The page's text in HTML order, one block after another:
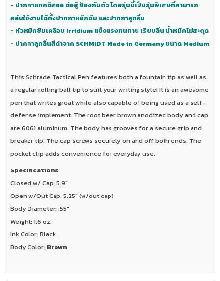
- ปากกาแทคติคอล ต่อสู้ ปัองกันตัว โดยรุ่นนี้เป็นรุ่นพิเศษที่สามารถ
สลับใช้งานได้ทั้งปากกาหมึกซึม และปากกาลูกลื่น
- หัวหมึกซึมเคลือบ Irridium แข็งแรงทนทาน เรียบลื่น น้ำหมึกไม่สะดุด
- ปากกาลูกลื่นสีดำจาก SCHMIDT Made in Germany ขนาด Medium
This Schrade Tactical Pen features both a fountain tip as well as
a regular rolling ball tip to suit your writing style! It is an awesome
pen that writes great while also capable of being used as a self-
defense implement. The root beer brown anodized body and cap
are 6061 aluminum. The body has grooves for a secure grip and
breaker tip. The cap screws securely on and off both ends. The
pocket clip adds convenience for everyday use.
Specifications
Closed w/ Cap: 5.9"
Open w/Out Cap: 5.25" (w/out cap)
Body Diameter: .55"
Weight: 1.6 oz.
Ink Color: Black
Body Color: Brown